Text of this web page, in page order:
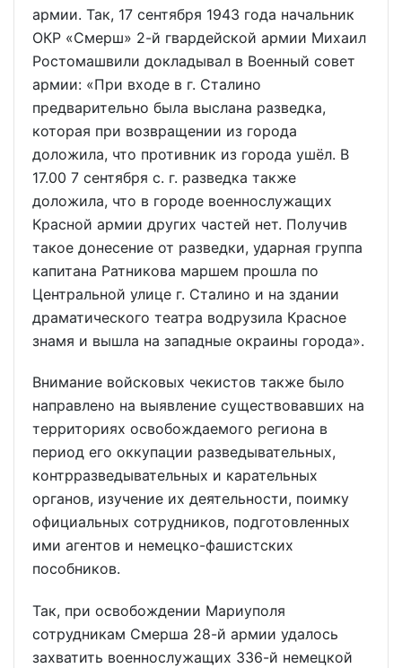
армии. Так, 17 сентября 1943 года начальник
ОКР «Смерш» 2-й гвардейской армии Михаил
Ростомашвили докладывал в Военный совет
армии: «При входе в г. Сталино
предварительно была выслана разведка,
которая при возвращении из города
доложила, что противник из города ушёл. В
17.00 7 сентября с. г. разведка также
доложила, что в городе военнослужащих
Красной армии других частей нет. Получив
такое донесение от разведки, ударная группа
капитана Ратникова маршем прошла по
Центральной улице г. Сталино и на здании
драматического театра водрузила Красное
знамя и вышла на западные окраины города».
Внимание войсковых чекистов также было
направлено на выявление существовавших на
территориях освобождаемого региона в
период его оккупации разведывательных,
контрразведывательных и карательных
органов, изучение их деятельности, поимку
официальных сотрудников, подготовленных
ими агентов и немецко-фашистских
пособников.
Так, при освобождении Мариуполя
сотрудникам Смерша 28-й армии удалось
захватить военнослужащих 336-й немецкой